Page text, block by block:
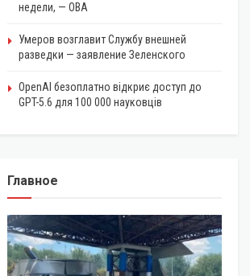
недели, — ОВА
Умеров возглавит Службу внешней
разведки — заявление Зеленского
OpenAI безоплатно відкриє доступ до
GPT-5.6 для 100 000 науковців
Главное